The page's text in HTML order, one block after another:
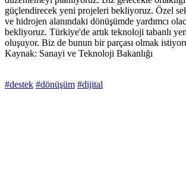
güçlendirecek yeni projeleri bekliyoruz. Özel
ve hidrojen alanındaki dönüşümde yardımcı
bekliyoruz. Türkiye'de artık teknoloji tabanlı
oluşuyor. Biz de bunun bir parçası olmak
Kaynak: Sanayi ve Teknoloji Bakanlığı
#destek #dönüşüm #dijital